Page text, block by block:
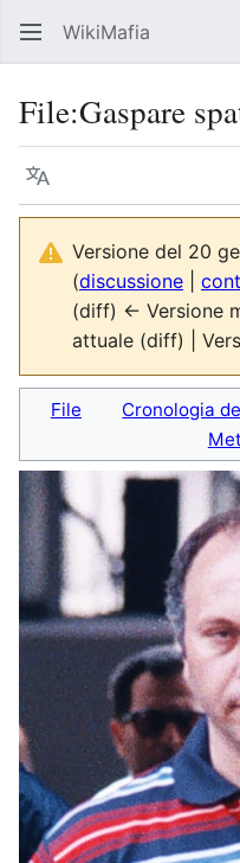
WikiMafia
File:Gaspare
Lingua
Versione del 20
(discussione
(diff) ← Versione
attuale (diff) |
File Cronologia